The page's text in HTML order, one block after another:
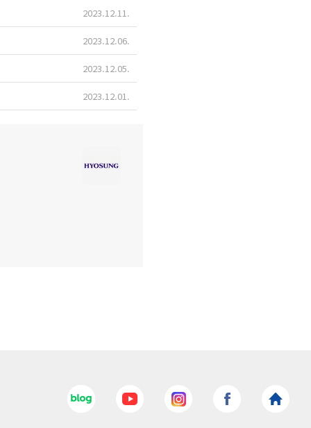
2023.12.11
2023.12.06
2023.12.05
2023.12.01
네이버블로그
바로가기
유튜브
바로가기
인스타그램
바로가기
페이스북
바로가기
효성
홈페이지